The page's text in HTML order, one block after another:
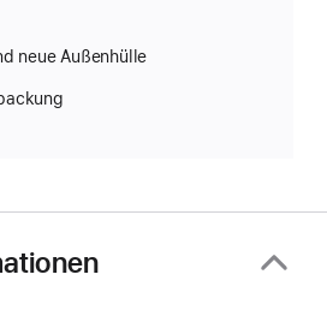
neue Außenhülle